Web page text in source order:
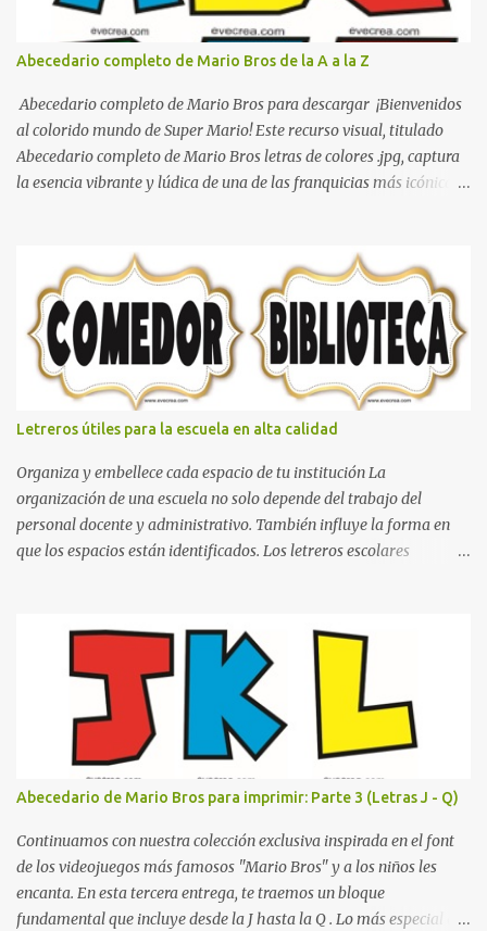
Abecedario completo de Mario Bros de la A a la Z
Abecedario completo de Mario Bros para descargar ¡Bienvenidos
al colorido mundo de Super Mario! Este recurso visual, titulado
Abecedario completo de Mario Bros letras de colores .jpg, captura
la esencia vibrante y lúdica de una de las franquicias más icónicas
tipografía clásica y robusta que los fans han reconocido por
décadas. En esta primera sección, el abecedario nos presenta:
Identidad Visual: Un diseño de bloques con bordes negros gruesos
que resaltan sobre cualquier fondo. Paleta de Colores: Una
secuencia dinámica que alterna entre el rojo de Mario, el verde de
Luigi, y los tonos azul y amarillo clásicos de los elementos del
juego. Contenido Actual: La imagen muestra la organización desde
la letra A hasta la M, estableciendo el estilo geométrico y divertido
que define a toda la colección. Primera parte del juego de letras
in...
Letreros útiles para la escuela en alta calidad
Organiza y embellece cada espacio de tu institución La
organización de una escuela no solo depende del trabajo del
personal docente y administrativo. También influye la forma en
que los espacios están identificados. Los letreros escolares
decorativo que hace que la institución luzca más ordenada,
moderna y acogedora. Pensando en esta necesidad, he diseñado
una colección de letreros útiles para la escuela con un estilo
elegante, fácil de leer y listo para imprimir en alta calidad. Su
diseño busca combinar funcionalidad y estética, logrando que
cualquier institución educativa proyecte una imagen más
organizada y profesional. ¿Por qué son importantes los letreros
escolares? En una escuela conviven diariamente cientos de
personas. Para quienes visitan la institución por primera vez,
encontrar la biblioteca, la dirección o un aula específica puede
resultar c...
Abecedario de Mario Bros para imprimir: Parte 3 (Letras J - Q)
Continuamos con nuestra colección exclusiva inspirada en el font
de los videojuegos más famosos "Mario Bros" y a los niños les
encanta. En esta tercera entrega, te traemos un bloque
fundamental que incluye desde la J hasta la Q . Lo más especial de